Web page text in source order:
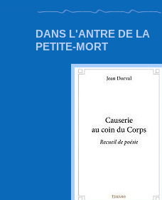
DANS L'ANTRE DE LA
PETITE-MORT